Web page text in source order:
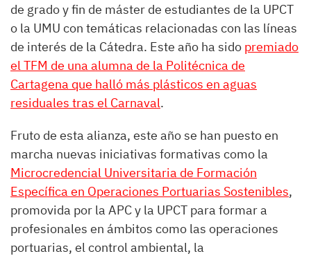
de grado y fin de máster de estudiantes de la UPCT
o la UMU con temáticas relacionadas con las líneas
de interés de la Cátedra. Este año ha sido premiado
el TFM de una alumna de la Politécnica de
Cartagena que halló más plásticos en aguas
residuales tras el Carnaval.
Fruto de esta alianza, este año se han puesto en
marcha nuevas iniciativas formativas como la
Microcredencial Universitaria de Formación
Específica en Operaciones Portuarias Sostenibles,
promovida por la APC y la UPCT para formar a
profesionales en ámbitos como las operaciones
portuarias, el control ambiental, la